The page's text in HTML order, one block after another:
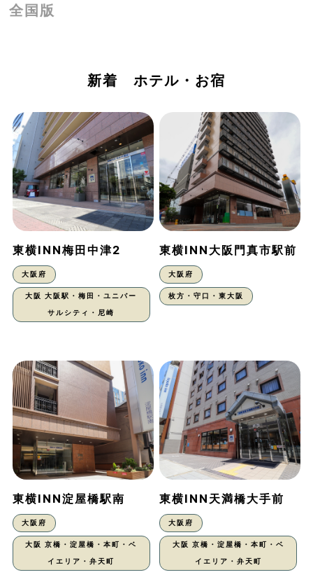
全国版
新着 ホテル・お宿
東横INN梅田中津2
大阪府
大阪 大阪駅・梅田・ユニバー
サルシティ・尼崎
東横INN大阪門真市駅前
大阪府
枚方・守口・東大阪
東横INN淀屋橋駅南
大阪府
大阪 京橋・淀屋橋・本町・ベ
イエリア・弁天町
東横INN天満橋大手前
大阪府
大阪 京橋・淀屋橋・本町・ベ
イエリア・弁天町